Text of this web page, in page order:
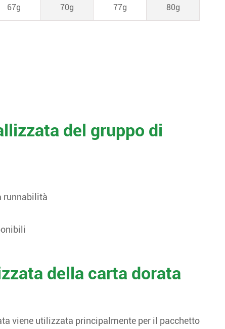
67g 70g 77g 80g
del gruppo di
runnabilità
della carta dorata
viene utilizzata principalmente per il pacchetto